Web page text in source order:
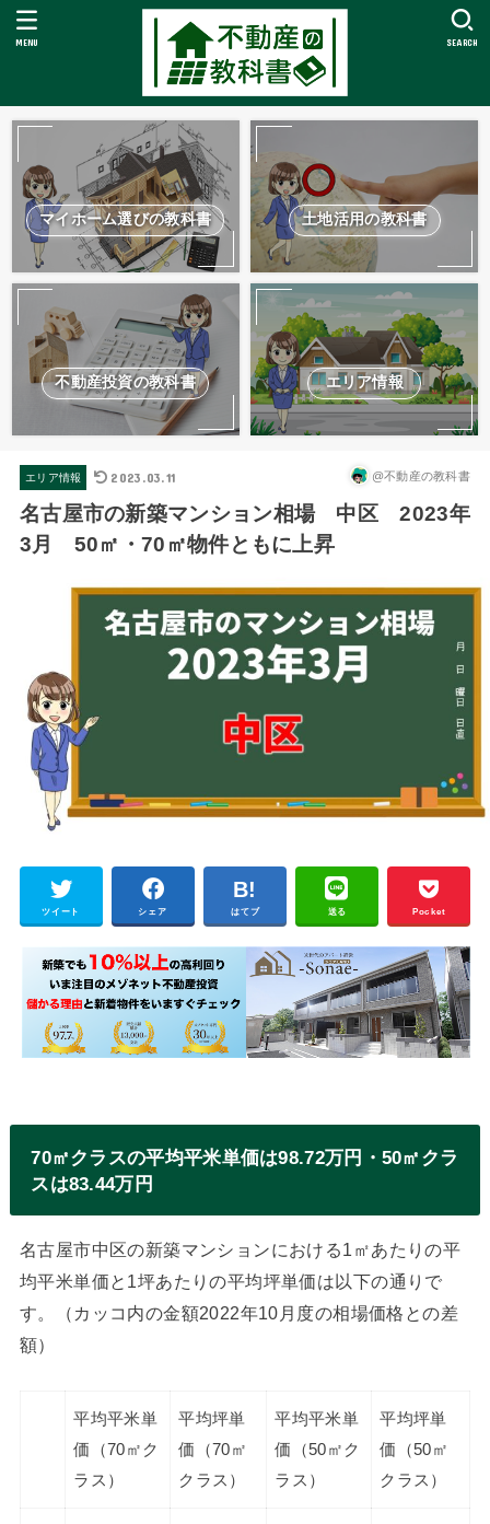
SEARCH
MENU
マイホーム選びの教科書 土地活用の教科書
不動産投資の教科書 エリア情報
エリア情報 2023.03.11 @不動産の教科書
名古屋市の新築マンション相場 中区 2023年
3月 50㎡・70㎡物件ともに上昇
ツイート シェア はてブ 送る Pocket
70㎡クラスの平均平米単価は98.72万円・50㎡クラ
スは83.44万円
名古屋市中区の新築マンションにおける1㎡あたりの平
均平米単価と1坪あたりの平均坪単価は以下の通りで
す。（カッコ内の金額2022年10月度の相場価格との差
額）
平均平米単
価（70㎡ク
ラス）
平均坪単
価（70㎡
クラス）
平均平米単
価（50㎡ク
ラス）
平均坪単
価（50㎡
クラス）